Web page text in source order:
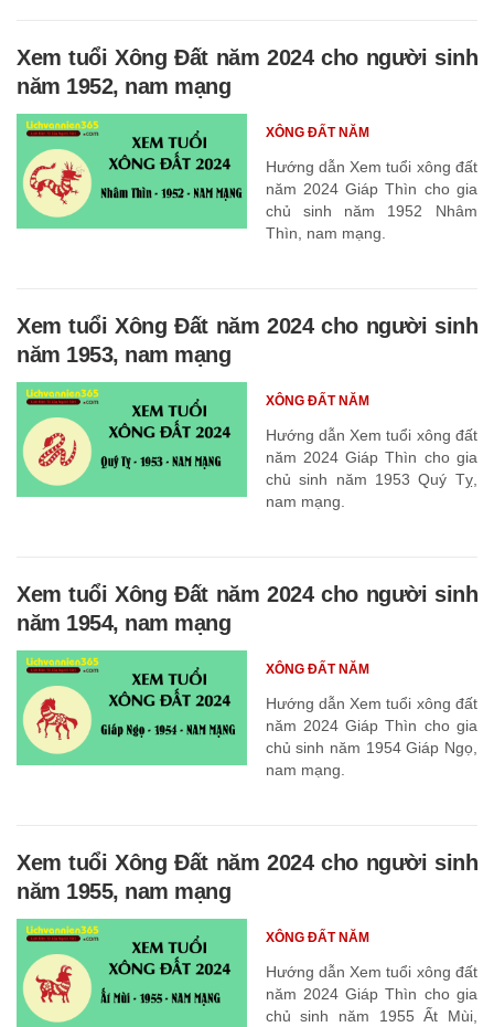
Xem tuổi Xông Đất năm 2024 cho người sinh
năm 1952, nam mạng
Hướng dẫn Xem tuổi xông đất
năm 2024 Giáp Thìn cho gia
chủ sinh năm 1952 Nhâm
Thìn, nam mạng.
XÔNG ĐẤT NĂM
Xem tuổi Xông Đất năm 2024 cho người sinh
năm 1953, nam mạng
Hướng dẫn Xem tuổi xông đất
năm 2024 Giáp Thìn cho gia
chủ sinh năm 1953 Quý Tỵ,
nam mạng.
XÔNG ĐẤT NĂM
Xem tuổi Xông Đất năm 2024 cho người sinh
năm 1954, nam mạng
Hướng dẫn Xem tuổi xông đất
năm 2024 Giáp Thìn cho gia
chủ sinh năm 1954 Giáp Ngọ,
nam mạng.
XÔNG ĐẤT NĂM
Xem tuổi Xông Đất năm 2024 cho người sinh
năm 1955, nam mạng
Hướng dẫn Xem tuổi xông đất
năm 2024 Giáp Thìn cho gia
chủ sinh năm 1955 Ất Mùi,
XÔNG ĐẤT NĂM